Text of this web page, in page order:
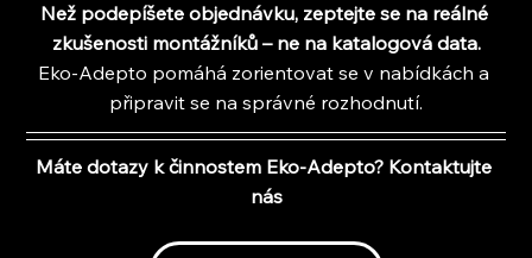
Než podepíšete objednávku, zeptejte se na reálné
zkušenosti montážníků – ne na katalogová data.
Eko-Adepto pomáhá zorientovat se v nabídkách a
připravit se na správné rozhodnutí.
Máte dotazy k činnostem Eko-Adepto? Kontaktujte
nás